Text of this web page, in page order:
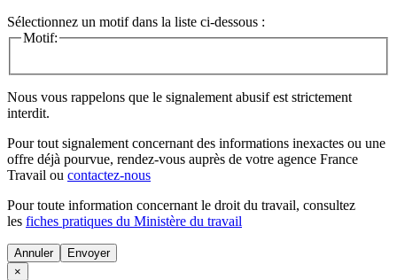
Sélectionnez un motif dans la liste ci-dessous :
Motif:
Nous vous rappelons que le signalement abusif est strictement
interdit.
Pour tout signalement concernant des informations inexactes ou une
offre déjà pourvue, rendez-vous auprès de votre agence France
Travail ou contactez-nous
Pour toute information concernant le droit du travail, consultez
les fiches pratiques du Ministère du travail
Annuler
×